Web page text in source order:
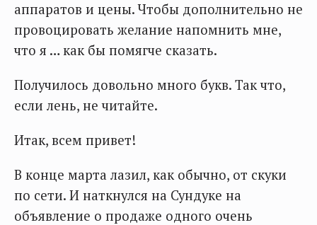
аппаратов и цены. Чтобы дополнительно не
провоцировать желание напомнить мне,
что я … как бы помягче сказать.
Получилось довольно много букв. Так что,
если лень, не читайте.
Итак, всем привет!
В конце марта лазил, как обычно, от скуки
по сети. И наткнулся на Сундуке на
объявление о продаже одного очень